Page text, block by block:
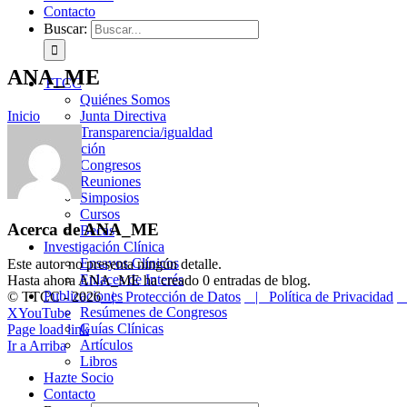
Contacto
Buscar:
TTCC
Quiénes Somos
Junta Directiva
Transparencia/igualdad
Formación
Congresos
Reuniones
Simposios
Cursos
Becas
Investigación Clínica
Ensayos Clínicos
Enlaces de Interés
Publicaciones
Resúmenes de Congresos
Guías Clínicas
Artículos
Libros
Hazte Socio
Contacto
ANA_ME
Inicio
Acerca deANA_ME
Este autor no presenta ningún detalle.
Hasta ahora ANA_ME ha creado 0 entradas de blog.
© TTCC -2026| Protección de Datos | Política de Privacidad
XYouTube
Page load link
Ir a Arriba